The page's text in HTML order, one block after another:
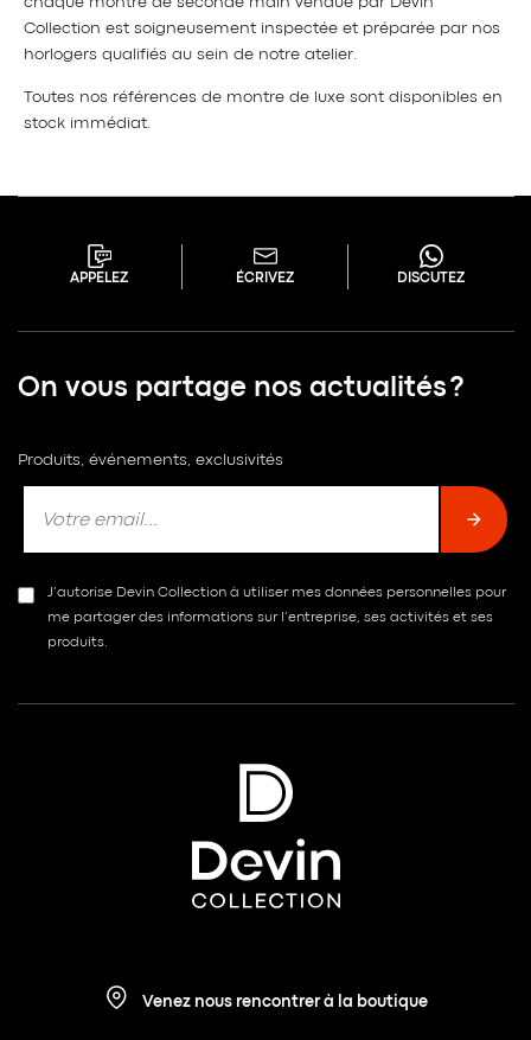
Collection est soigneusement inspectée et préparée par nos
horlogers qualifiés au sein de notre atelier.
Toutes nos références de montre de luxe sont disponibles en
stock immédiat.
APPELEZ ÉCRIVEZ DISCUTEZ
On vous partage nos actualités ?
Produits, événements, exclusivités
J’autorise Devin Collection à utiliser mes données personnelles pour
me partager des informations sur l’entreprise, ses activités et ses
produits.
Venez nous rencontrer à la boutique